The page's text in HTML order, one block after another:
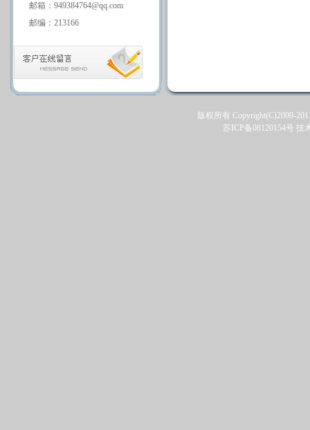
邮箱：949384764@qq.com
邮编：213166
版权所有 Copyright(C)2009-
苏ICP备08120154号 技